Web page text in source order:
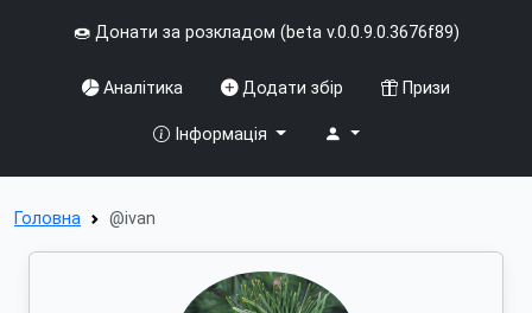
🍩 Донати за розкладом (beta v.0.0.9.0.3676f89)
Аналітика Додати збір Призи
Інформація
Головна @ivan